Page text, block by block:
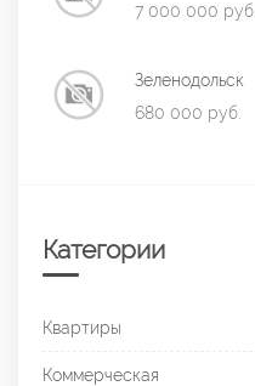
7 000 000 руб.
Зеленодольск
680 000 руб.
Категории
Квартиры
Коммерческая